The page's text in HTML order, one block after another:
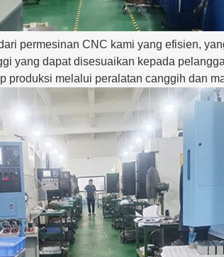
permesinan CNC kami yang efisien,
yang dapat disesuaikan kepada
produksi melalui peralatan canggih dan